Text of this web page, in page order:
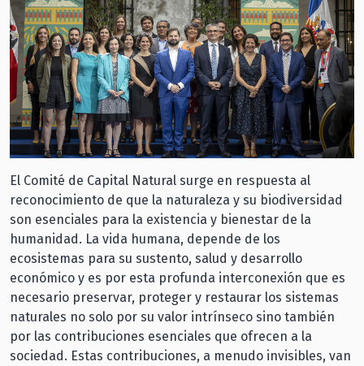
El Comité de Capital Natural surge en respuesta al
reconocimiento de que la naturaleza y su biodiversidad
son esenciales para la existencia y bienestar de la
humanidad. La vida humana, depende de los
ecosistemas para su sustento, salud y desarrollo
económico y es por esta profunda interconexión que es
necesario preservar, proteger y restaurar los sistemas
naturales no solo por su valor intrínseco sino también
por las contribuciones esenciales que ofrecen a la
sociedad. Estas contribuciones, a menudo invisibles, van